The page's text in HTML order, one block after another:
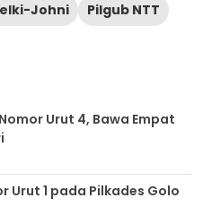
Johni
Pilgub NTT
Urut 4, Bawa Empat
Urut 1 pada Pilkades Golo